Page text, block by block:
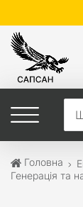
Головна
Генерація та